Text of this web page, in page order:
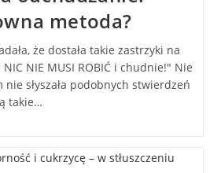
metoda?
że dostała takie zastrzyki na
NIE MUSI ROBIĆ i chudnie!" Nie
słyszała podobnych stwierdzeń
takie…